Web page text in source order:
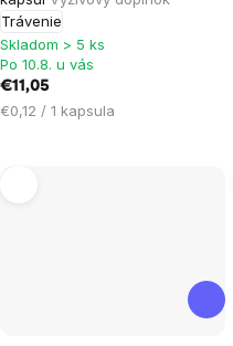
Trávenie
je
5,0
z
5
hviezdičiek.
Skladom > 5 ks
Po 10.8. u vás
€11,05
Jednotková
€0,12 / 1 kapsula